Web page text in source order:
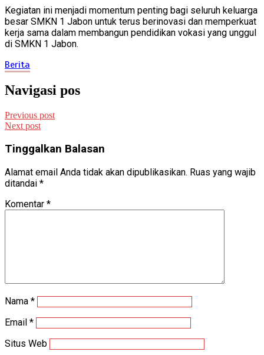
Kegiatan ini menjadi momentum penting bagi seluruh keluarga
besar SMKN 1 Jabon untuk terus berinovasi dan memperkuat
kerja sama dalam membangun pendidikan vokasi yang unggul
di SMKN 1 Jabon.
Berita
Navigasi pos
Previous post
Next post
Tinggalkan Balasan
Alamat email Anda tidak akan dipublikasikan. Ruas yang wajib
ditandai *
Komentar *
Nama *
Email *
Situs Web